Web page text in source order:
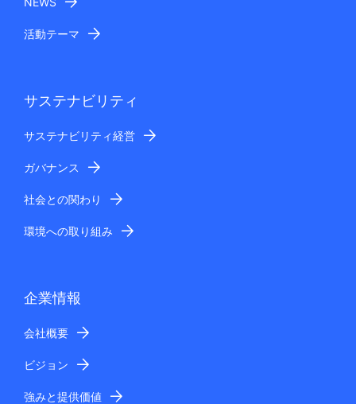
活動テーマ
サステナビリティ
サステナビリティ経営
ガバナンス
社会との関わり
環境への取り組み
企業情報
会社概要
ビジョン
強みと提供価値